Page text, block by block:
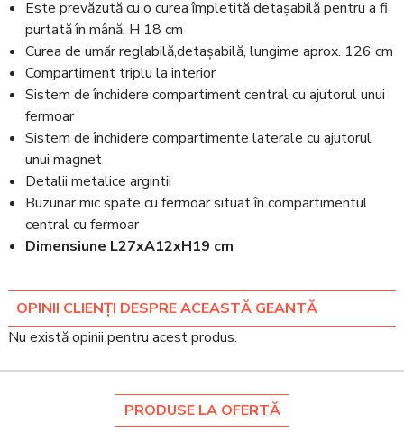
Este prevăzută cu o curea împletită detașabilă pentru a fi
purtată în mână, H 18 cm
Curea de umăr reglabilă,detașabilă, lungime aprox. 126 cm
Compartiment triplu la interior
Sistem de închidere compartiment central cu ajutorul unui
fermoar
Sistem de închidere compartimente laterale cu ajutorul
unui magnet
Detalii metalice argintii
Buzunar mic spate cu fermoar situat în compartimentul
central cu fermoar
Dimensiune L27xA12xH19 cm
OPINII CLIENȚI DESPRE ACEASTĂ GEANTĂ
Nu există opinii pentru acest produs.
PRODUSE LA OFERTĂ